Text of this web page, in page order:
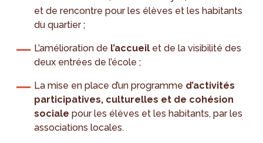
et de rencontre pour les élèves et les habitants
du quartier ;
L’amélioration de l’accueil et de la visibilité des
deux entrées de l’école ;
La mise en place d’un programme d’activités
participatives, culturelles et de cohésion
sociale pour les élèves et les habitants, par les
associations locales.